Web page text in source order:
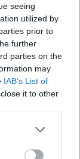
seeing
utilized by
prior to
further
parties on the
may
IAB’s List of
it to other
Google
may click to
οι